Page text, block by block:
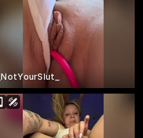
_NotYourSlut_